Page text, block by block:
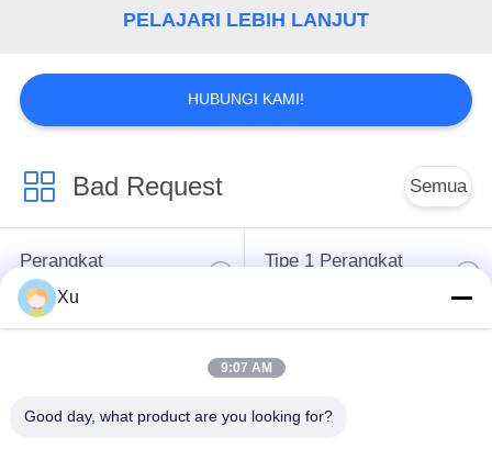
KEBIJAKANPELAJARI LEBIH LANJUT
HUBUNGI KAMI!
Bad Request Semua
Perangkat
Perlindungan Surge
Tipe 1 Perangkat
Device Type 3
Xu
9:07 AM
Good day, what product are you looking for?